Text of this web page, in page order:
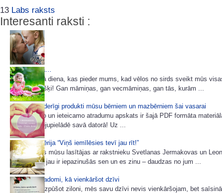
13 Labs raksts
Interesanti raksti :
Mātes dienā…
Šodiena ir tā diena, kas pieder mums, kad vēlos no sirds sveikt mūs
katru atsevišķi! Gan māmiņas, gan vecmāmiņas, gan tās, kurām ...
Jautri un noderīgi produkti mūsu bērniem un mazbērniem šai vasarai
Interesanto un ieteicamo atradumu apskats ir šajā PDF formāta
“spied” un lejupielādē savā datorā! Uz ...
7 padomu sērija “Viņš iemīlēsies tevī jau rīt!”
Ļoti daudzas mūsu lasītājas ar rakstnieku Svetlanas Jermakovas un
e-grāmatām jau ir iepazinušās sen un es zinu – daudzas no jum ...
9 noderīgi padomi, kā vienkāršot dzīvi
No mušas uzpūšot ziloni, mēs savu dzīvi nevis vienkāršojam, bet